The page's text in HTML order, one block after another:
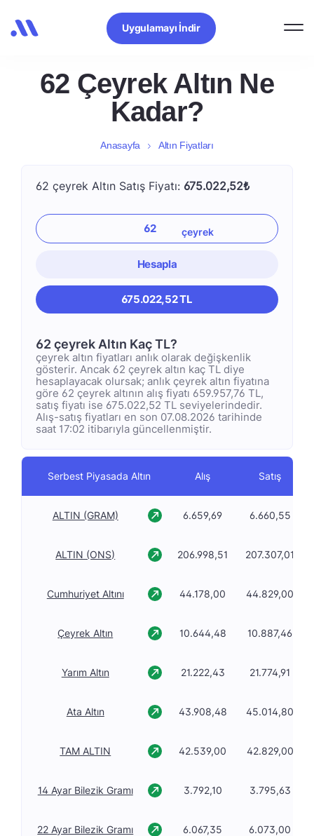
Uygulamayı İndir
62 Çeyrek Altın Ne
Kadar?
Anasayfa Altın Fiyatları
62 çeyrek Altın Satış Fiyatı: 675.022,52₺
Hesapla
675.022,52 TL
62 çeyrek Altın Kaç TL?
çeyrek altın fiyatları anlık olarak değişkenlik
gösterir. Ancak 62 çeyrek altın kaç TL diye
hesaplayacak olursak; anlık çeyrek altın fiyatına
göre 62 çeyrek altının alış fiyatı 659.957,76 TL,
satış fiyatı ise 675.022,52 TL seviyelerindedir.
Alış-satış fiyatları en son 07.08.2026 tarihinde
saat 17:02 itibarıyla güncellenmiştir.
Serbest Piyasada Altın Alış Satış
ALTIN (GRAM) 6.659,69 6.660,55
ALTIN (ONS) 206.998,51 207.307,01
Cumhuriyet Altını 44.178,00 44.829,00
Çeyrek Altın 10.644,48 10.887,46
Yarım Altın 21.222,43 21.774,91
Ata Altın 43.908,48 45.014,80
TAM ALTIN 42.539,00 42.829,00
14 Ayar Bilezik Gramı 3.792,10 3.795,63
22 Ayar Bilezik Gramı 6.067,35 6.073,00